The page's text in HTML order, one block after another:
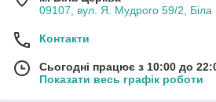
09107, вул. Я. Мудрого 59/2, Біла
Контакти
Сьогодні працює з 10:00 до
Показати весь графік роботи